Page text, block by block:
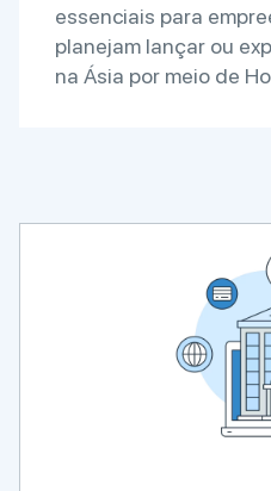
essenciais para
planejam lançar ou
na Ásia por meio de